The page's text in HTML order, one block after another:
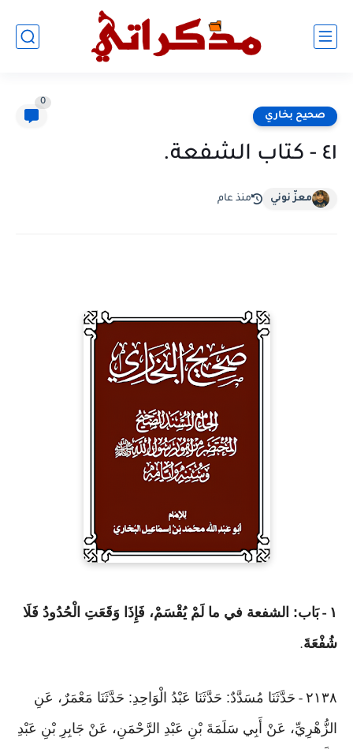
صحيح بخاري
0
٤١ - كتاب الشفعة.
معزّ نوني منذ عام
١ -بَاب: الشفعة في ما لَمْ يُقْسَمْ، فَإِذَا وَقَعَتِ الْحُدُودُ فَلَا
شُفْعَةَ.
٢١٣٨ - حَدَّثَنَا مُسَدَّدٌ: حَدَّثَنَا عَبْدُ الْوَاحِدِ: حَدَّثَنَا مَعْمَرٌ، عَنِ
الزُّهْرِيِّ، عَنْ أَبِي سَلَمَةَ بْنِ عَبْدِ الرَّحْمَنِ، عَنْ جَابِرِ بْنِ عَبْدِ